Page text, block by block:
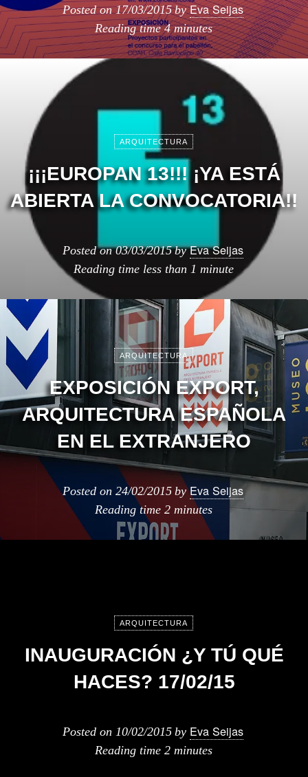
Posted on17/03/2015 byEva Seijas
Reading time4 minutes
ARQUITECTURA
¡¡¡EUROPAN 13!!! ¡YA ESTÁ
ABIERTA LA CONVOCATORIA!!
Posted on03/03/2015 byEva Seijas
Reading time less than 1 minute
ARQUITECTURA
EXPOSICIÓN EXPORT,
ARQUITECTURA ESPAÑOLA
EN EL EXTRANJERO
Posted on 24/02/2015 byEva Seijas
Reading time 2 minutes
ARQUITECTURA
INAUGURACIÓN ¿Y TÚ QUÉ
HACES? 17/02/15
Posted on 10/02/2015 by Eva Seijas
Reading time 2 minutes